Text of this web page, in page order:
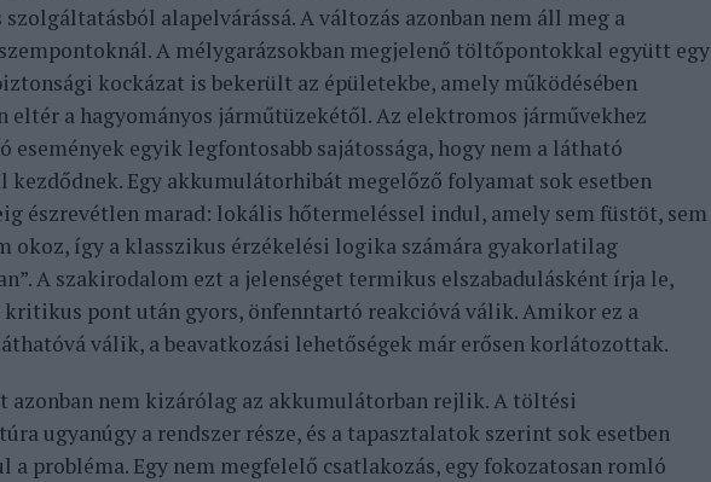
alapelvárássá. A változás azonban nem áll meg a
A mélygarázsokban megjelenő töltőpontokkal együtt egy
kockázat is bekerült az épületekbe, amely működésében
eltér a hagyományos járműtüzekétől. Az elektromos járművekhez
események egyik legfontosabb sajátossága, hogy nem a látható
kezdődnek. Egy akkumulátorhibát megelőző folyamat sok esetben
észrevétlen marad: lokális hőtermeléssel indul, amely sem füstöt, sem
okoz, így a klasszikus érzékelési logika számára gyakorlatilag
A szakirodalom ezt a jelenséget termikus elszabadulásként írja le,
kritikus pont után gyors, önfenntartó reakcióvá válik. Amikor ez a
válik, a beavatkozási lehetőségek már erősen korlátozottak.
azonban nem kizárólag az akkumulátorban rejlik. A töltési
ugyanúgy a rendszer része, és a tapasztalatok szerint sok esetben
a probléma. Egy nem megfelelő csatlakozás, egy fokozatosan romló